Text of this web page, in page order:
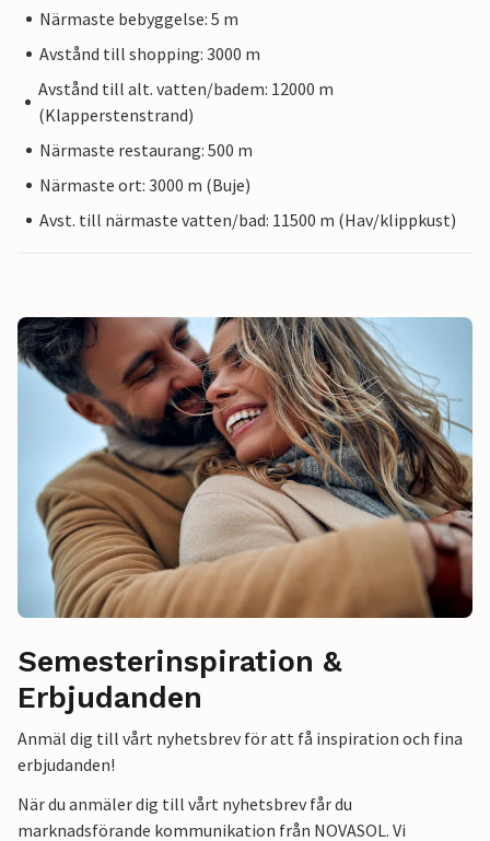
Närmaste bebyggelse: 5 m
Avstånd till shopping: 3000 m
Avstånd till alt. vatten/badem: 12000 m
(Klapperstenstrand)
Närmaste restaurang: 500 m
Närmaste ort: 3000 m (Buje)
Avst. till närmaste vatten/bad: 11500 m (Hav/klippkust)
Semesterinspiration &
Erbjudanden
Anmäl dig till vårt nyhetsbrev för att få inspiration och fina
erbjudanden!
När du anmäler dig till vårt nyhetsbrev får du
marknadsförande kommunikation från NOVASOL. Vi